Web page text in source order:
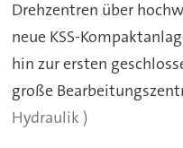
Drehzentren über
neue KSS-
hin zur ersten
große
Hydraulik )